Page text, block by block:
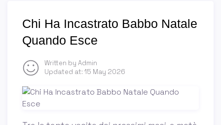
Chi Ha Incastrato Babbo Natale
Quando Esce
Written by Admin
Updated at: 15 May 2026